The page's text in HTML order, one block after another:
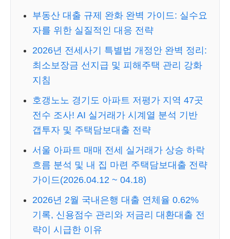
부동산 대출 규제 완화 완벽 가이드: 실수요
자를 위한 실질적인 대응 전략
2026년 전세사기 특별법 개정안 완벽 정리:
최소보장금 선지급 및 피해주택 관리 강화
지침
호갱노노 경기도 아파트 저평가 지역 47곳
전수 조사! AI 실거래가 시계열 분석 기반
갭투자 및 주택담보대출 전략
서울 아파트 매매 전세 실거래가 상승 하락
흐름 분석 및 내 집 마련 주택담보대출 전략
가이드(2026.04.12 ~ 04.18)
2026년 2월 국내은행 대출 연체율 0.62%
기록, 신용점수 관리와 저금리 대환대출 전
략이 시급한 이유